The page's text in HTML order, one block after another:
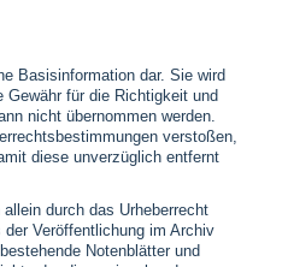
Basisinformation dar. Sie wird
für die Richtigkeit und
nicht übernommen werden.
verstoßen,
diese unverzüglich entfernt
durch das Urheberrecht
Veröffentlichung im Archiv
Notenblätter und